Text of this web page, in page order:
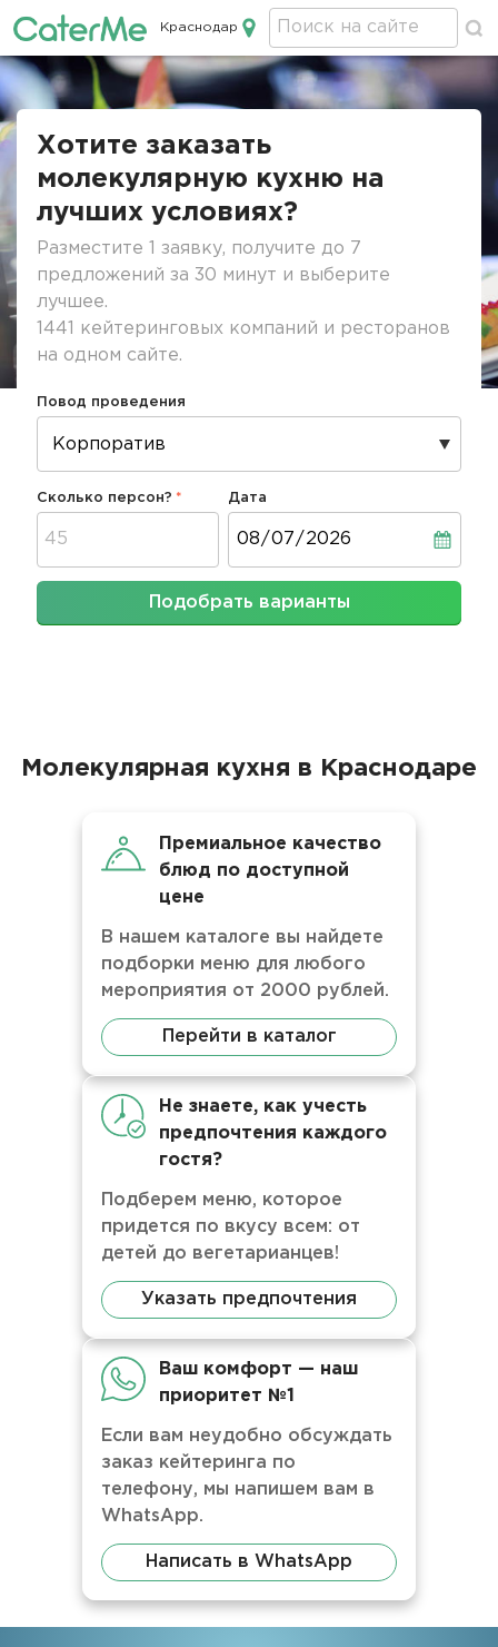
Кейтеринг в Краснодаре
Краснодар
Строка
Хотите заказать
молекулярную кухню на
лучших условиях?
Разместите 1 заявку, получите до 7
предложений за 30 минут и выберите
лучшее.
1441 кейтеринговых компаний и ресторанов
на одном сайте.
Повод проведения
Сколько персон? Дата
Подобрать варианты
Молекулярная кухня в Краснодаре
Премиальное качество
блюд по доступной
цене
В нашем каталоге вы найдете
подборки меню для любого
мероприятия от 2000 рублей.
Перейти в каталог
Не знаете, как учесть
предпочтения каждого
гостя?
Подберем меню, которое
придется по вкусу всем: от
детей до вегетарианцев!
Указать предпочтения
Ваш комфорт — наш
приоритет №1
Если вам неудобно обсуждать
заказ кейтеринга по
телефону, мы напишем вам в
WhatsApp.
Написать в WhatsApp